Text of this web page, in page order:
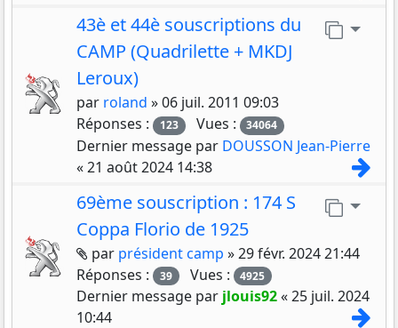
Aller
43è et 44è souscriptions du
CAMP (Quadrilette + MKDJ
Leroux)
par roland »06 juil. 2011 09:03
Réponses :
123 Vues : 34064
Dernier message par DOUSSON Jean-Pierre
«21 août 2024 14:38
Aller
69ème souscription : 174 S
Coppa Florio de 1925
Pièces jointes
par président camp »29 févr. 2024 21:44
Réponses :
39 Vues : 4925
Dernier message par jlouis92«25 juil. 2024
10:44